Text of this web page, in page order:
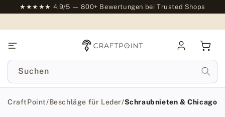
★★★★★ 4.9/5 — 800+ Bewertungen bei Trusted Shops
Anmelden
Suchen
CraftPoint/Beschläge für Leder/Schraubnieten & Chicago